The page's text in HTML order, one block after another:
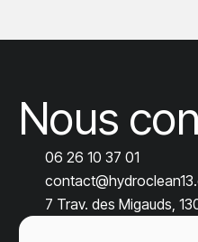
Nous
06 26 10 37 01
7 Trav. des Migauds,